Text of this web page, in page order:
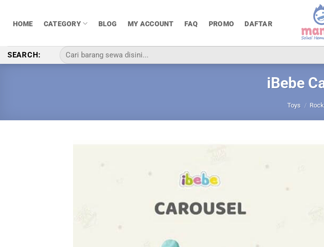
HOME CATEGORY BLOG MY ACCOUNT FAQ PROMO DAFTAR
SEARCH:
Pencarian
untuk:
iBebe
Toys /